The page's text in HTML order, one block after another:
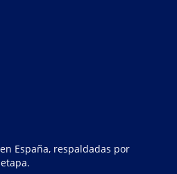
España, respaldadas por